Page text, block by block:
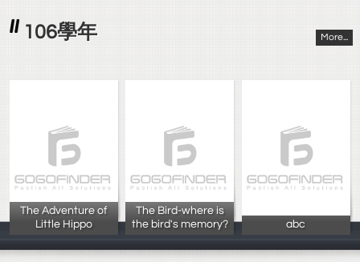
106學年 More...
The Adventure of
Little Hippo
王宇彬、郭柏毅
The Bird-where is
the bird's memory?
陳宜萱、黃鈺庭
abc
abc